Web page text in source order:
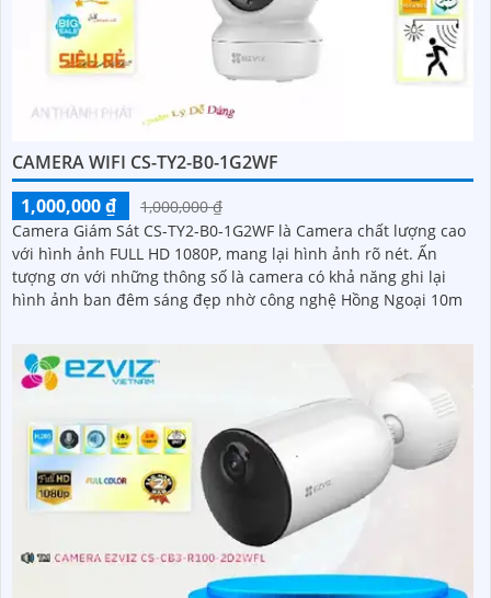
CAMERA WIFI CS-TY2-B0-1G2WF
1,000,000 ₫
1,000,000 ₫
Camera Giám Sát CS-TY2-B0-1G2WF là Camera chất lượng cao
với hình ảnh FULL HD 1080P, mang lại hình ảnh rõ nét. Ấn
tượng ơn với những thông số là camera có khả năng ghi lại
hình ảnh ban đêm sáng đẹp nhờ công nghệ Hồng Ngoại 10m